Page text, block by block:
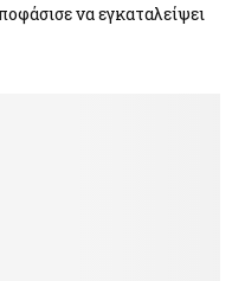
να εγκαταλείψει